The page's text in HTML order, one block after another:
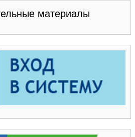
материалы